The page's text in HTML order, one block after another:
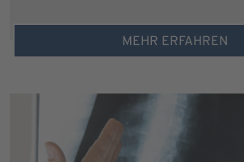
MEHR ERFAHREN